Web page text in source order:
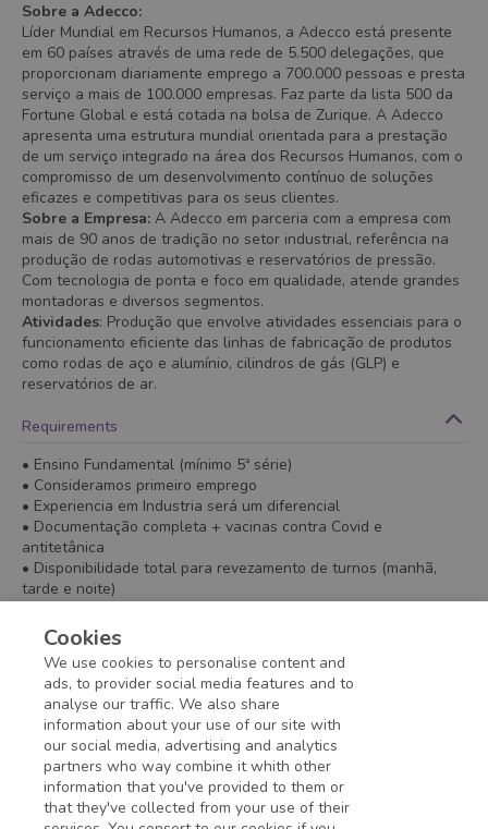
Sobre a Adecco:
Líder Mundial em Recursos Humanos, a Adecco está presente
em 60 países através de uma rede de 5.500 delegações, que
proporcionam diariamente emprego a 700.000 pessoas e presta
serviço a mais de 100.000 empresas. Faz parte da lista 500 da
Fortune Global e está cotada na bolsa de Zurique. A Adecco
apresenta uma estrutura mundial orientada para a prestação
de um serviço integrado na área dos Recursos Humanos, com o
compromisso de um desenvolvimento contínuo de soluções
eficazes e competitivas para os seus clientes.
Sobre a Empresa: A Adecco em parceria com a empresa com
mais de 90 anos de tradição no setor industrial, referência na
produção de rodas automotivas e reservatórios de pressão.
Com tecnologia de ponta e foco em qualidade, atende grandes
montadoras e diversos segmentos.
Atividades: Produção que envolve atividades essenciais para o
funcionamento eficiente das linhas de fabricação de produtos
como rodas de aço e alumínio, cilindros de gás (GLP) e
reservatórios de ar.
Requirements
• Ensino Fundamental (mínimo 5ª série)
• Consideramos primeiro emprego
• Experiencia em Industria será um diferencial
• Documentação completa + vacinas contra Covid e
antitetânica
• Disponibilidade total para revezamento de turnos (manhã,
tarde e noite)
viagem
Minimum education
Incomplete
Application deadline expired!
Cookies
We use cookies to personalise content and
ads, to provider social media features and to
analyse our traffic. We also share
information about your use of our site with
our social media, advertising and analytics
partners who way combine it whith other
information that you've provided to them or
that they've collected from your use of their